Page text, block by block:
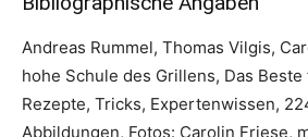
Andreas Rummel, Thomas Vilgis,
hohe Schule des Grillens, Das
Rezepte, Tricks, Expertenwissen,
Abbildungen, Fotos: Carolin Friese,